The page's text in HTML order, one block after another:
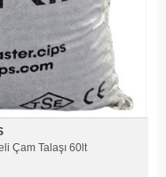
Çam Talaşı 60lt